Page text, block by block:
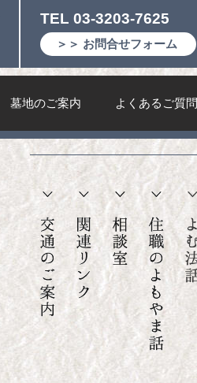
TEL 03-3203-7625
＞＞ お問合せフォーム
墓地のご案内 よくあるご質問